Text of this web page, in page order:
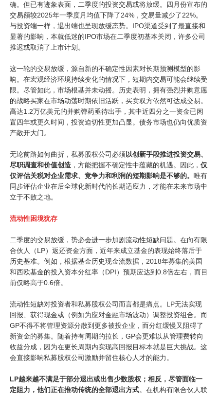
确。但已有迹象表面，二季度的投资交易或将放缓。四月份宣布的
交易额较2025年一季度月均值下降了24%，交易量减少了22%。
与投资端一样，退出端也呈现放缓态势。IPO渠道受到了最直接和
显著的影响，本就低迷的IPO市场在二季度初基本关闭，许多公司
推迟或取消了上市计划。
这一轮的交易放缓，源自新的不确定性因素对长期预测模型的影
响。在宏观经济环境持续变化的情况下，短期内交易可能会继续受
限。尽管如此，市场根基并未动摇。历史表明，拥有强烈并购意愿
的战略买家在市场动荡时期依旧活跃，买卖双方依然可达成交易。
高达1.2万亿美元的并购弹药亟待出手，其中近四分之一资金已闲
置四年或更久时间，投资迫切性更加凸显。债务市场也仍向优质资
产敞开大门。
无论前路如何曲折，私募股权公司必须以创新手段推进投资交易、
尽职调查和价值创造 ，方能把握不确定性中蕴藏的机遇。因此， 仅
仅评估关税对企业需求、竞争力和利润的短期影响是不够的。 唯有
同步评估企业在后全球化新时代的长期适应力，才能在未来市场中
立于不败之地。
流动性困境犹存
二季度的交易放缓，势必会进一步加剧流动性短缺问题。在向有限
合伙人（LP）返还资金方面，近年来成立基金的表现始终落后于
历史基准。例如，根据基金历史现金流数据，2018年募集的美国
和西欧基金的投入资本分红率（DPI）预期应达到0.8倍左右，而目
前仅略高于0.6倍。
流动性短缺对投资者和私募股权公司而言都是痛点。LP无法实现
回报、获得现金或（例如为应对金融市场波动）调整投资组合。而
GP不得不将管理资源分散到更多被投企业，而分红缓慢又阻碍了
新资金的募集。随着持有周期的拉长，GP会更难以从管理费转向
收益分成，因为在更长周期内实现高回报目标本就是巨大挑战。这
会直接影响私募股权公司激励并留住核心人才的能力。
LP越来越不满足于部分退出或出售少数股权；相反，尽管面临一
定阻力，他们正在推动传统的全部退出方式。在机构有限合伙人联